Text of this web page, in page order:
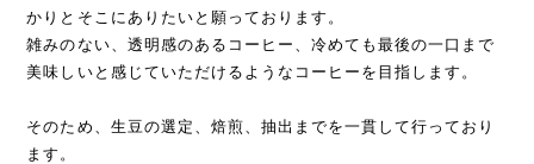
かりとそこにありたいと願っております。
雑みのない、透明感のあるコーヒー、冷めても最後の一口まで
美味しいと感じていただけるようなコーヒーを目指します。
そのため、生豆の選定、焙煎、抽出までを一貫して行っており
ます。